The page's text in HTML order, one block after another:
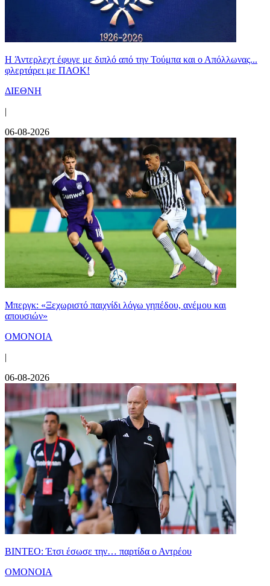
H Άντερλεχτ έφυγε με διπλό από την Τούμπα και ο Απόλλωνας...
φλερτάρει με ΠΑΟΚ!
ΔΙΕΘΝΗ
|
06-08-2026
Μπεργκ: «Ξεχωριστό παιχνίδι λόγω γηπέδου, ανέμου και
απουσιών»
ΟΜΟΝΟΙΑ
|
06-08-2026
ΒΙΝΤΕΟ: Έτσι έσωσε την… παρτίδα ο Αντρέου
ΟΜΟΝΟΙΑ